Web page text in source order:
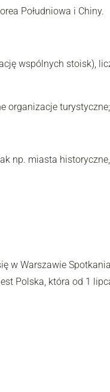
Południowa i Chiny.
wspólnych stoisk),
organizacje turystyczne;
np. miasta
w Warszawie
Polska, która od 1